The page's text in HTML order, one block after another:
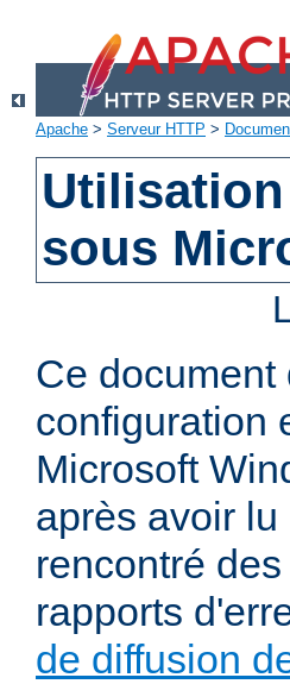
Apache > Serveur HTTP >
Utilisation
sous
Ce
configuration
Microsoft
après avoir
rencontré
rapports
de diffusion